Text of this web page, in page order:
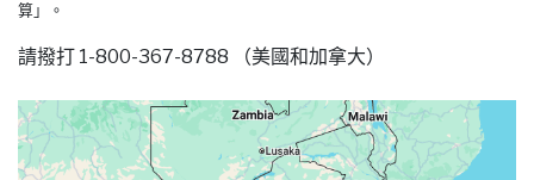
算」。
請撥打 1-800-367-8788 （美國和加拿大）